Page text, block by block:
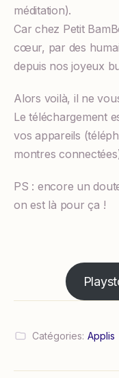
méditation).
Car chez Petit
cœur, par des
depuis nos joyeux
Alors voilà, il ne
Le téléchargement
vos appareils
montres
PS : encore un
on est là pour ça !
Catégories: Applis